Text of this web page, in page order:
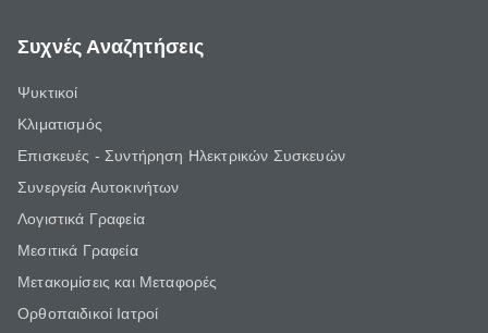
Συχνές Αναζητήσεις
Ψυκτικοί
Κλιματισμός
Επισκευές - Συντήρηση Ηλεκτρικών Συσκευών
Συνεργεία Αυτοκινήτων
Λογιστικά Γραφεία
Μεσιτικά Γραφεία
Μετακομίσεις και Μεταφορές
Ορθοπαιδικοί Ιατροί